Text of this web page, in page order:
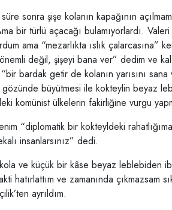
sonra şişe kolanın kapağının
bir türlü açacağı bulamıyorlardı.
ama “mezarlıkta ıslık çalarcasına”
değil, şişeyi bana ver” dedim ve
bardak getir de kolanın yarısını
gözünde büyütmesi ile kokteylin beyaz
komünist ülkelerin fakirliğine vurgu
“diplomatik bir kokteyldeki
insanlarsınız” dedi.
ve küçük bir kâse beyaz leblebiden
hatırlattım ve zamanında çıkmazsam
ayrıldım.